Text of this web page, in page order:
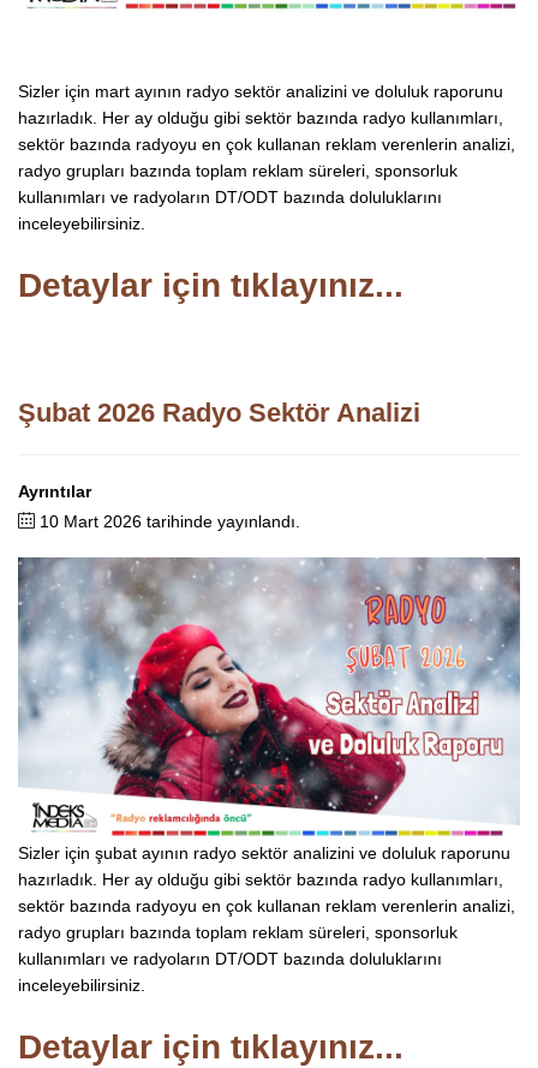
Sizler için mart ayının radyo sektör analizini ve doluluk raporunu
hazırladık. Her ay olduğu gibi sektör bazında radyo kullanımları,
sektör bazında radyoyu en çok kullanan reklam verenlerin analizi,
radyo grupları bazında toplam reklam süreleri, sponsorluk
kullanımları ve radyoların DT/ODT bazında doluluklarını
inceleyebilirsiniz.
Detaylar için tıklayınız...
Şubat 2026 Radyo Sektör Analizi
Ayrıntılar
10 Mart 2026 tarihinde yayınlandı.
Sizler için şubat ayının radyo sektör analizini ve doluluk raporunu
hazırladık. Her ay olduğu gibi sektör bazında radyo kullanımları,
sektör bazında radyoyu en çok kullanan reklam verenlerin analizi,
radyo grupları bazında toplam reklam süreleri, sponsorluk
kullanımları ve radyoların DT/ODT bazında doluluklarını
inceleyebilirsiniz.
Detaylar için tıklayınız...